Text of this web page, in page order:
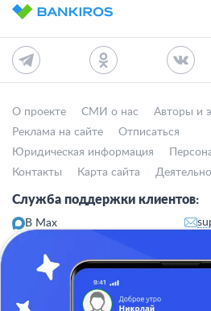
О проекте СМИ о нас Авторы и
Реклама на сайте
Отписаться
Юридическая информация
Контакты
Карта сайта
Служба поддержки клиентов:
В Max
Пн-пт с 10:00 до 17:00
117342, Москва, ул. Бутлерова, дом